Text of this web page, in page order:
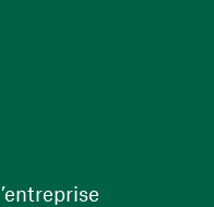
in a new window)